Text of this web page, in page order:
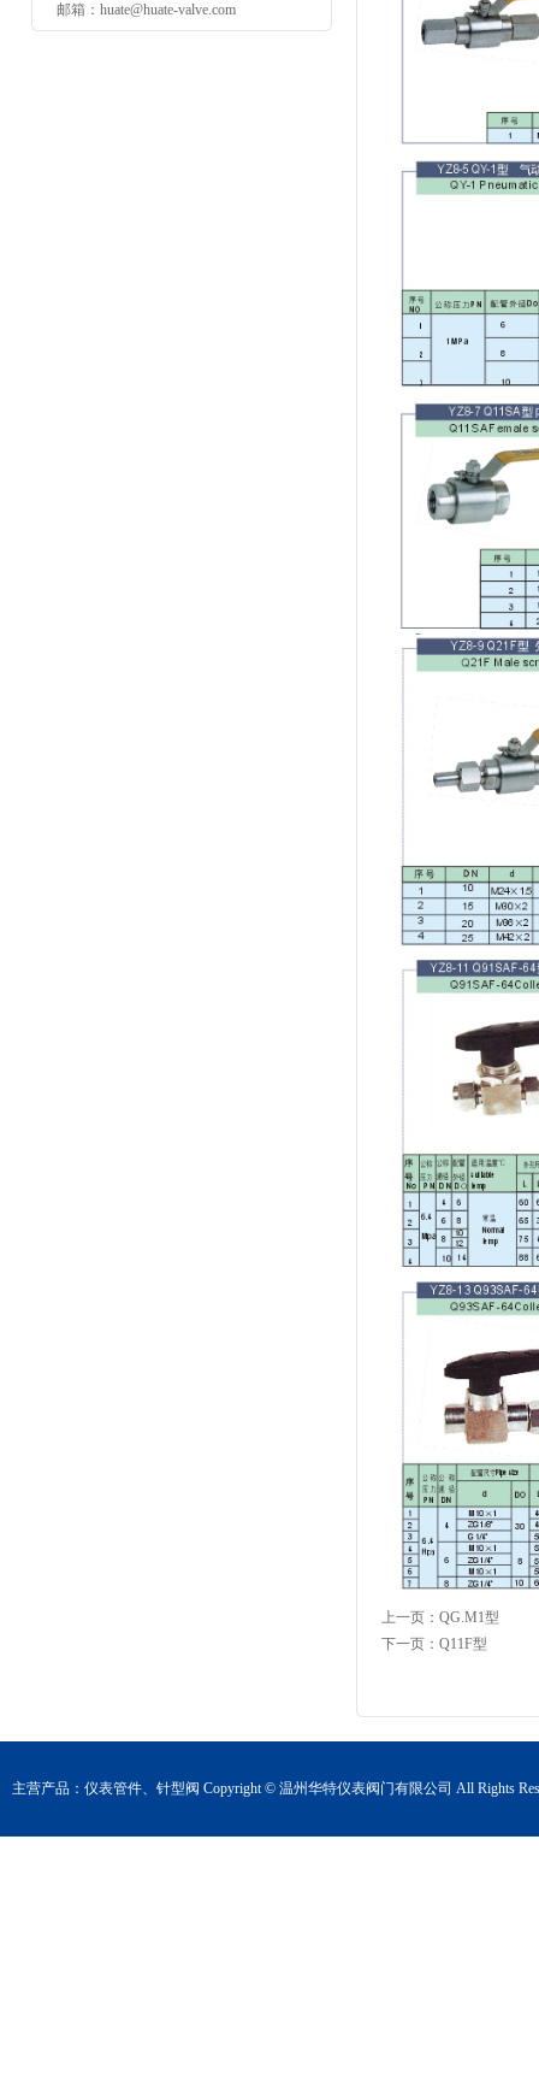
邮箱：huate@huate-valve.com
上一页： QG.M1型
下一页： Q11F型
主营产品： 仪表管件、 针型阀 Copyright © 温州华特仪表阀门有限公司 All Rights